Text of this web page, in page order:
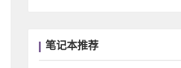
笔记本推荐